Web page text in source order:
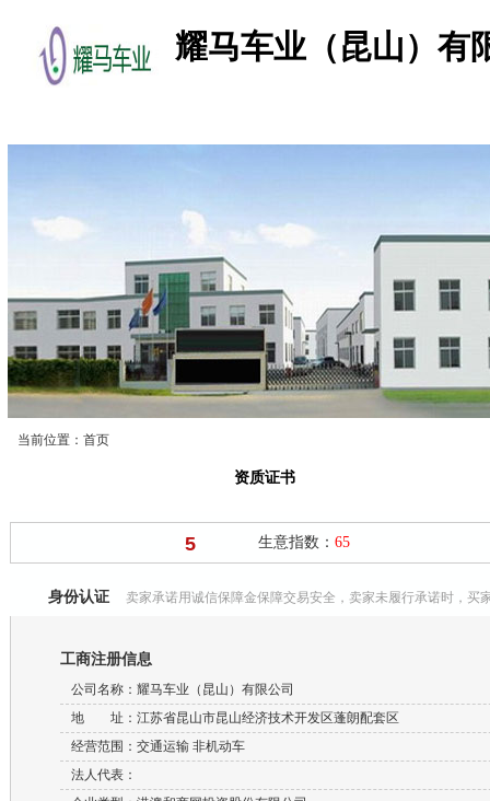
耀马车业（昆山）有
当前位置：首页
资质证书
5 生意指数： 65
身份认证 卖家承诺用诚信保障金保障交易安全，卖家未履行承诺时，买
工商注册信息
公司名称：耀马车业（昆山）有限公司
地 址：江苏省昆山市昆山经济技术开发区蓬朗配套区
经营范围：交通运输 非机动车
法人代表：